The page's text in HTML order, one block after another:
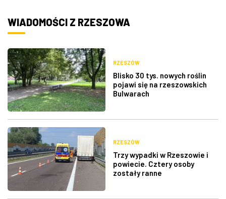
WIADOMOŚCI Z RZESZOWA
RZESZÓW
Blisko 30 tys. nowych roślin
pojawi się na rzeszowskich
Bulwarach
RZESZÓW
Trzy wypadki w Rzeszowie i
powiecie. Cztery osoby
zostały ranne